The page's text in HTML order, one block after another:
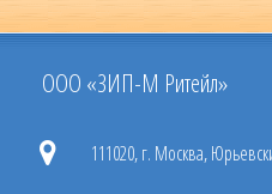
ООО «ЗИП-М Ритейл»
111020, г. Москва,